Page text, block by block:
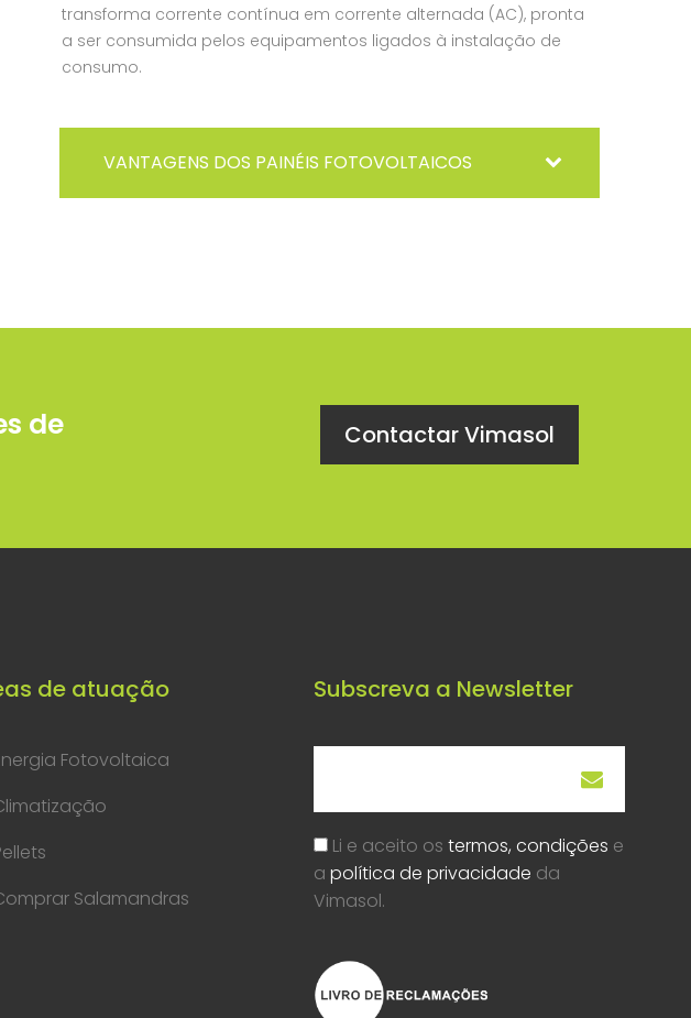
transforma corrente contínua em corrente alternada (AC), pronta
a ser consumida pelos equipamentos ligados à instalação de
consumo.
VANTAGENS DOS PAINÉIS FOTOVOLTAICOS
de Contactar Vimasol
de atuação
Fotovoltaica
Salamandras
Subscreva a Newsletter
Li e aceito os termos, condições e
a política de privacidade da
Vimasol.